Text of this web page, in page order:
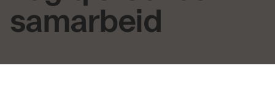
samarbeid